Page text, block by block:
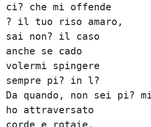
ci? che mi offende
? il tuo riso amaro,
sai non? il caso
anche se cado
volermi spingere
sempre pi? in l?
Da quando, non sei pi?
ho attraversato
corde e rotaie,